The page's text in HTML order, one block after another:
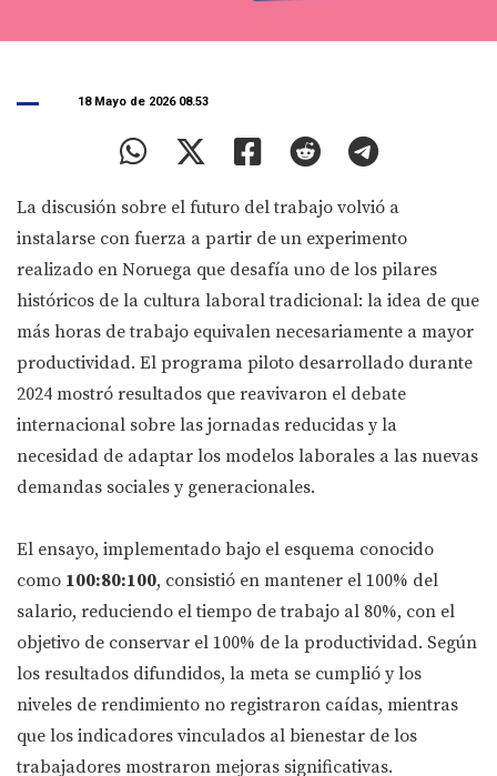
18 Mayo de 2026 08.53
La discusión sobre el futuro del trabajo volvió a
instalarse con fuerza a partir de un experimento
realizado en Noruega que desafía uno de los pilares
históricos de la cultura laboral tradicional: la idea de que
más horas de trabajo equivalen necesariamente a mayor
productividad. El programa piloto desarrollado durante
2024 mostró resultados que reavivaron el debate
internacional sobre las jornadas reducidas y la
necesidad de adaptar los modelos laborales a las nuevas
demandas sociales y generacionales.
El ensayo, implementado bajo el esquema conocido
como 100:80:100, consistió en mantener el 100% del
salario, reduciendo el tiempo de trabajo al 80%, con el
objetivo de conservar el 100% de la productividad. Según
los resultados difundidos, la meta se cumplió y los
niveles de rendimiento no registraron caídas, mientras
que los indicadores vinculados al bienestar de los
trabajadores mostraron mejoras significativas.